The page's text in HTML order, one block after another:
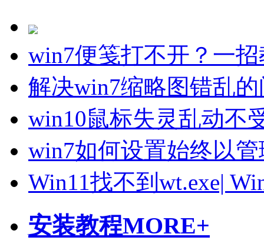
win7便笺打不开？一
解决win7缩略图错乱
win10鼠标失灵乱动不
win7如何设置始终以
Win11找不到wt.exe|
安装教程MORE+